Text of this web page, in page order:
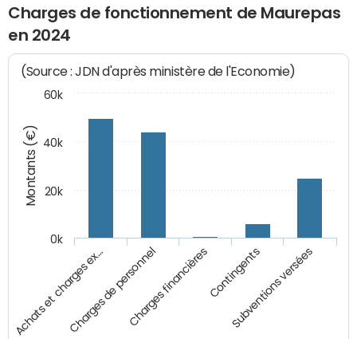
Charges de fonctionnement de Maurepas
en 2024
Montants (€)
(Source : JDN d'après ministère de l'Economie)
Achats et charges ex…Charges de personnelCharges financièresContingents
Subventions versées
0k
20k
40k
60k